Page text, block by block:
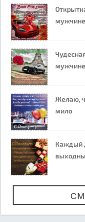
мужчине
мужчине
Желаю,
мило
Каждый